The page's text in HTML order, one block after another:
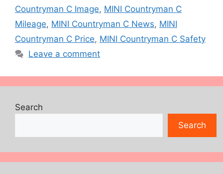
Countryman C Image, MINI Countryman C
Mileage, MINI Countryman C News, MINI
Countryman C Price, MINI Countryman C Safety
Leave a comment
Search
Search